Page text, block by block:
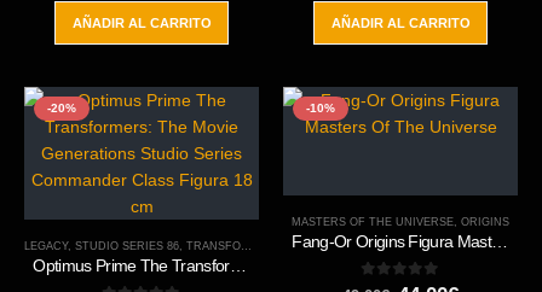
original
era:
35,99€.
actual
es:
19,90€.
AÑADIR AL CARRITO
original
era:
31,99€.
actual
es:
29,99€.
AÑADIR AL CARRITO
-20%
LEGACY, STUDIO SERIES 86, TRANSFORMERS
Optimus Prime The Transformers: The Movie Generations Studio Series Commander Class Figura 18 cm
-10%
MASTERS OF THE UNIVERSE, ORIGINS
Fang-Or Origins Figura Masters Of The Universe
0out of 5